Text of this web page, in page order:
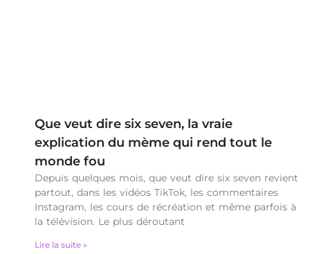
Que veut dire six seven, la vraie
explication du mème qui rend tout le
monde fou
Depuis quelques mois, que veut dire six seven revient
partout, dans les vidéos TikTok, les commentaires
Instagram, les cours de récréation et même parfois à
la télévision. Le plus déroutant
Lire la suite »